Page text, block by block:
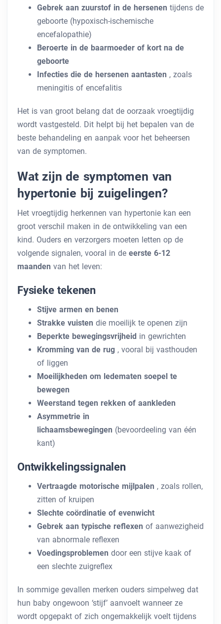
Gebrek aan zuurstof in de hersenen tijdens de
geboorte (hypoxisch-ischemische
encefalopathie)
Beroerte in de baarmoeder of kort na de
geboorte
Infecties die de hersenen aantasten , zoals
meningitis of encefalitis
Het is van groot belang dat de oorzaak vroegtijdig
wordt vastgesteld. Dit helpt bij het bepalen van de
beste behandeling en aanpak voor het beheersen
van de symptomen.
Wat zijn de symptomen van
hypertonie bij zuigelingen?
Het vroegtijdig herkennen van hypertonie kan een
groot verschil maken in de ontwikkeling van een
kind. Ouders en verzorgers moeten letten op de
volgende signalen, vooral in de eerste 6-12
maanden van het leven:
Fysieke tekenen
Stijve armen en benen
Strakke vuisten die moeilijk te openen zijn
Beperkte bewegingsvrijheid in gewrichten
Kromming van de rug , vooral bij vasthouden
of liggen
Moeilijkheden om ledematen soepel te
bewegen
Weerstand tegen rekken of aankleden
Asymmetrie in
lichaamsbewegingen (bevoordeeling van één
kant)
Ontwikkelingssignalen
Vertraagde motorische mijlpalen , zoals rollen,
zitten of kruipen
Slechte coördinatie of evenwicht
Gebrek aan typische reflexen of aanwezigheid
van abnormale reflexen
Voedingsproblemen door een stijve kaak of
een slechte zuigreflex
In sommige gevallen merken ouders simpelweg dat
hun baby ongewoon ‘stijf’ aanvoelt wanneer ze
wordt opgepakt of zich ongemakkelijk voelt tijdens